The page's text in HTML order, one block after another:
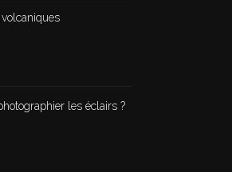
volcaniques
les éclairs ?